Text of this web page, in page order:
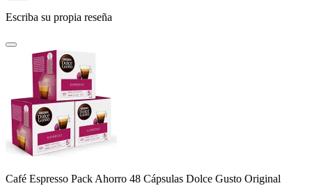
Escriba su propia reseña
Café Espresso Pack Ahorro 48 Cápsulas Dolce Gusto Original